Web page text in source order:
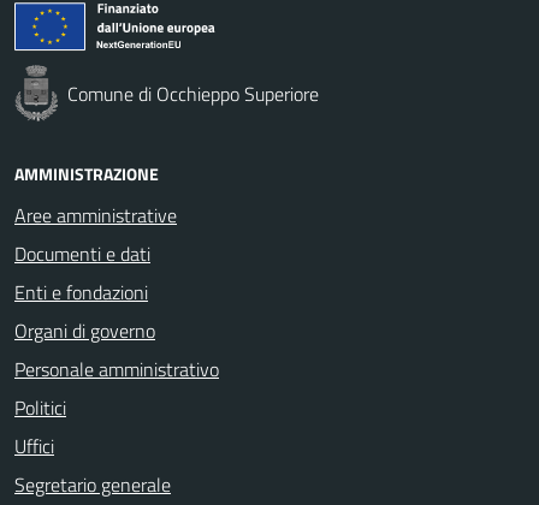
Comune di Occhieppo Superiore
AMMINISTRAZIONE
Aree amministrative
Documenti e dati
Enti e fondazioni
Organi di governo
Personale amministrativo
Politici
Uffici
Segretario generale